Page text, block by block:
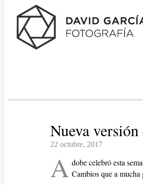
Nueva
22 octubre, 2017
A dobe celebró esta
Cambios que a